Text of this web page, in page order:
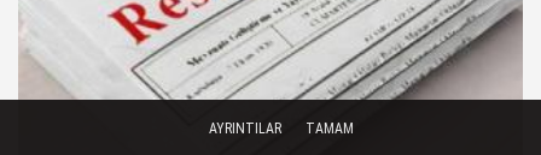
AYRINTILAR TAMAM